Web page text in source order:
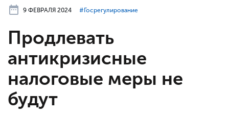
9 ФЕВРАЛЯ 2024 #⁣Госрегулирование
Продлевать
антикризисные
налоговые меры не
будут